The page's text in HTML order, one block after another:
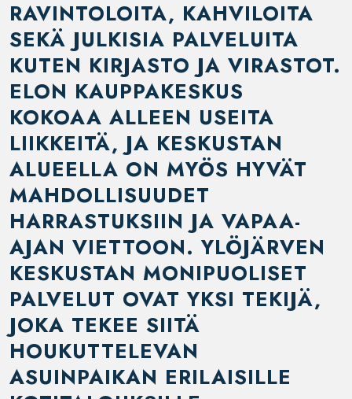
RAVINTOLOITA, KAHVILOITA
SEKÄ JULKISIA PALVELUITA
KUTEN KIRJASTO JA VIRASTOT.
ELON KAUPPAKESKUS
KOKOAA ALLEEN USEITA
LIIKKEITÄ, JA KESKUSTAN
ALUEELLA ON MYÖS HYVÄT
MAHDOLLISUUDET
HARRASTUKSIIN JA VAPAA-
AJAN VIETTOON. YLÖJÄRVEN
KESKUSTAN MONIPUOLISET
PALVELUT OVAT YKSI TEKIJÄ,
JOKA TEKEE SIITÄ
HOUKUTTELEVAN
ASUINPAIKAN ERILAISILLE